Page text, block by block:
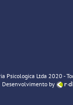
Psicologica Ltda 2020 -
Desenvolvimento by